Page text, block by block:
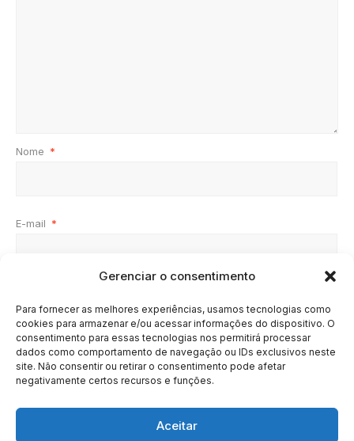
Gerenciar o consentimento
Para fornecer as melhores experiências, usamos tecnologias como
cookies para armazenar e/ou acessar informações do dispositivo. O
consentimento para essas tecnologias nos permitirá processar
dados como comportamento de navegação ou IDs exclusivos neste
site. Não consentir ou retirar o consentimento pode afetar
negativamente certos recursos e funções.
Aceitar
Nome *
E-mail *